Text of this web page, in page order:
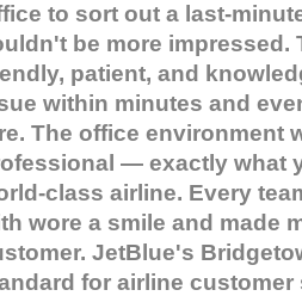
to sort out a last-
be more impressed.
patient, and
within minutes and
The office environment
— exactly what
class airline. Every
wore a smile and made
JetBlue's
for airline customer